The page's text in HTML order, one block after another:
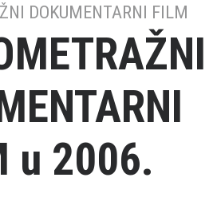
DOKUMENTARNI FILM
u 2006.